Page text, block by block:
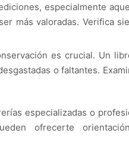
especialmente
más valoradas. Verifica
es crucial. Un
o faltantes.
especializadas o
ofrecerte